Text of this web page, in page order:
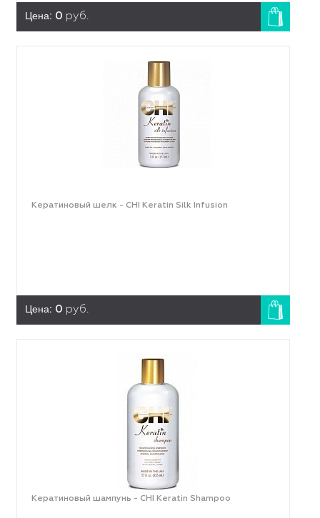
Цена: 0 руб.
Кератиновый шелк - CHI Keratin Silk Infusion
Цена: 0 руб.
Кератиновый шампунь - CHI Keratin Shampoo